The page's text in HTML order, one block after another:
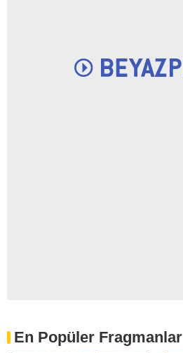
En Popüler Fragmanlar